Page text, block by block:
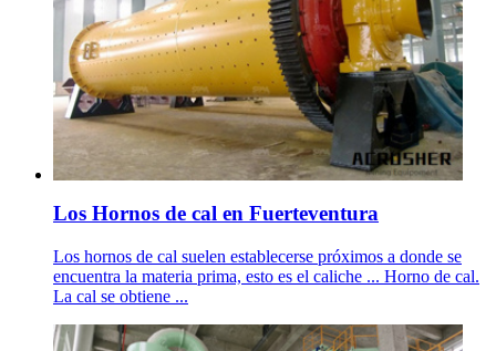
Los Hornos de cal en Fuerteventura
Los hornos de cal suelen establecerse próximos a donde se
encuentra la materia prima, esto es el caliche ... Horno de cal.
La cal se obtiene ...